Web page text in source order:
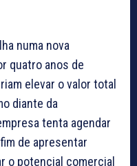
numa nova
quatro anos de
elevar o valor total
diante da
tenta agendar
de apresentar
o potencial comercial